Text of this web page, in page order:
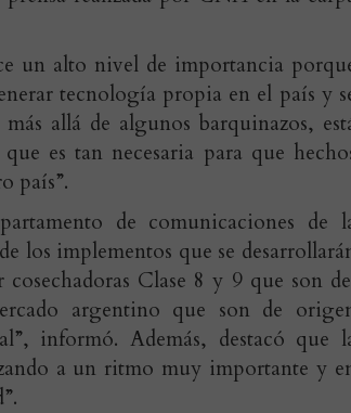
un alto nivel de importancia
tecnología propia en el país y
allá de algunos barquinazos,
es tan necesaria para que
país”.
de comunicaciones de
los implementos que se
Clase 8 y 9 que son
argentino que son de
informó. Además, destacó que
a un ritmo muy importante y